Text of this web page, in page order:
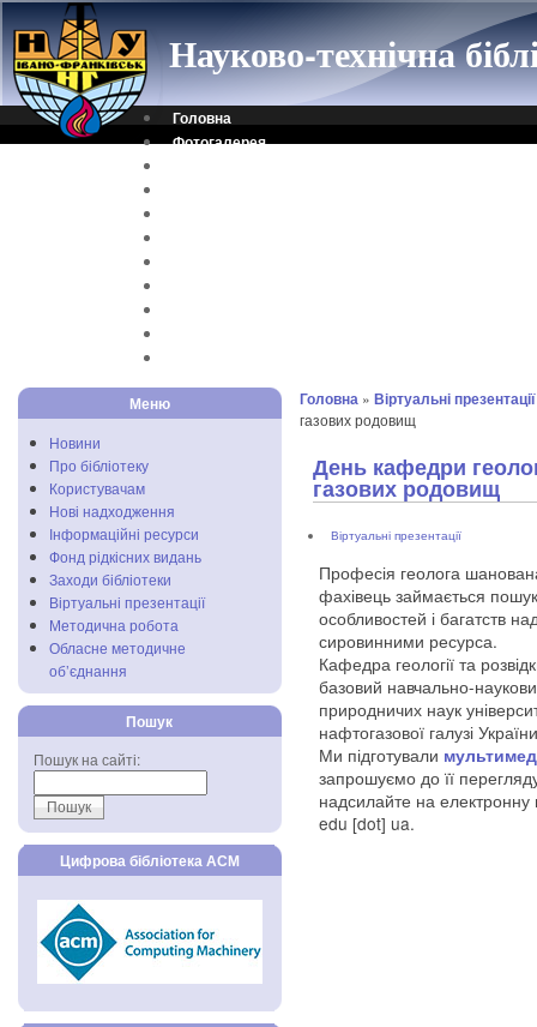
Науково-технічна
Головна
Фотогалерея
Меню
Новини
Про бібліотеку
Користувачам
Нові надходження
Інформаційні ресурси
Фонд рідкісних видань
Заходи бібліотеки
Віртуальні презентації
Методична робота
Обласне методичне
об’єднання
Пошук
Пошук на сайті:
Цифрова бібліотека АСМ
Головна » Віртуальні презентації
газових родовищ
День кафедри
газових родовищ
Віртуальні презентації
Професія геолога
фахівець займається
особливостей і багатств
сировинними ресурса.
Кафедра геології та
базовий навчально-
природничих наук
нафтогазової галузі
Ми підготували
запрошуємо до її
надсилайте на електронну
edu [dot] ua.